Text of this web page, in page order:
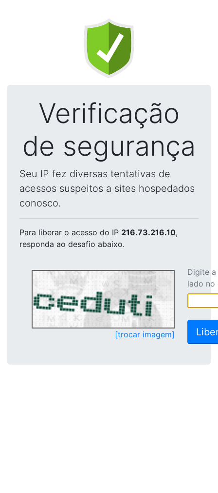
Verificação
de segurança
Seu IP fez diversas tentativas de
acessos suspeitos a sites hospedados
conosco.
Para liberar o acesso do IP 216.73.216.10,
responda ao desafio abaixo.
[trocar imagem]
Digite
lado no